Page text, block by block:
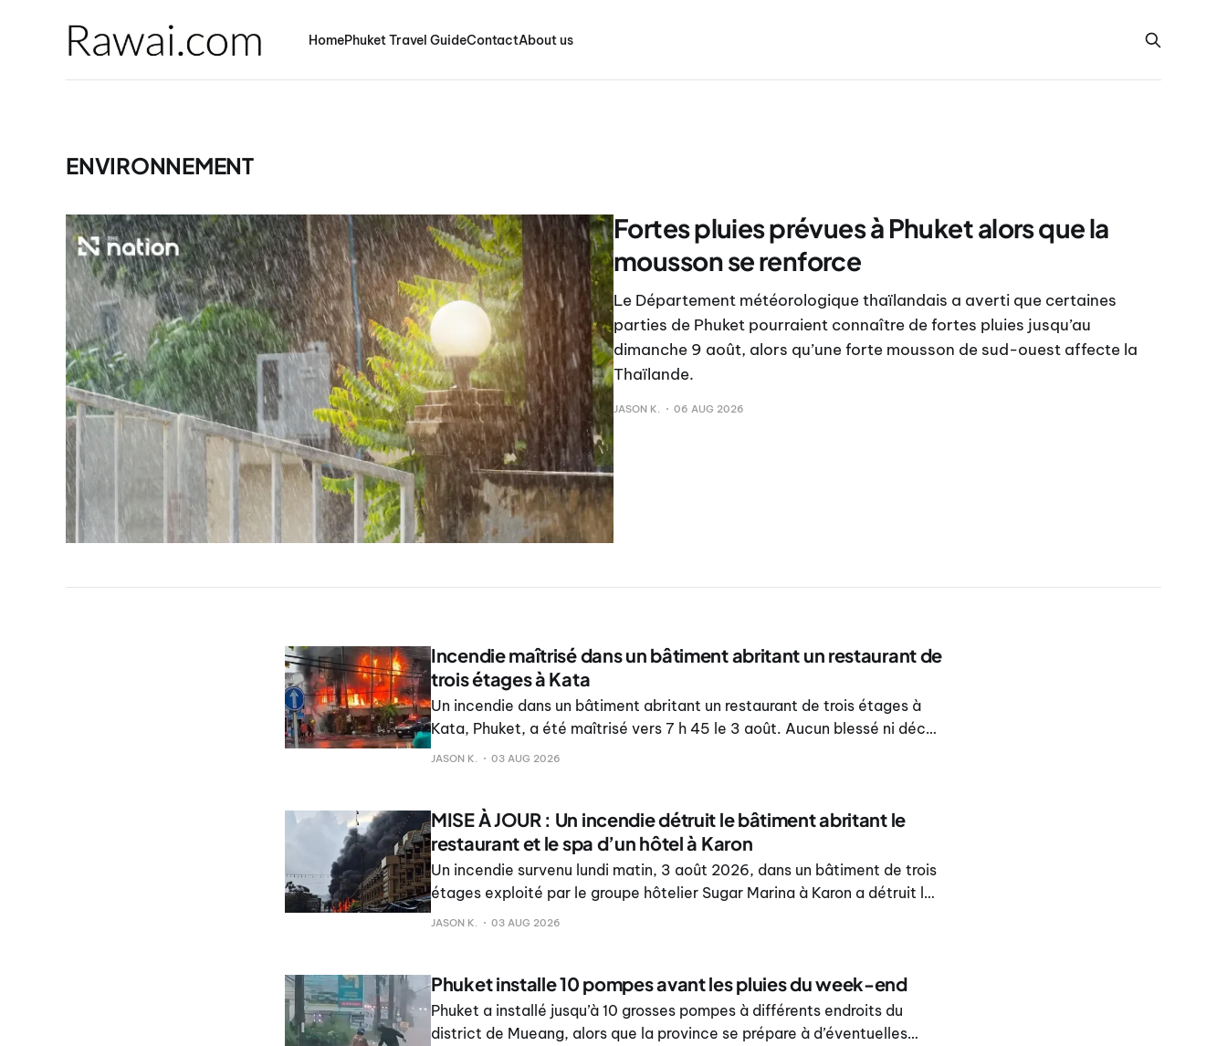
HomePhuket Travel GuideContactAbout us
ENVIRONNEMENT
Fortes pluies prévues à Phuket alors que la
mousson se renforce
Le Département météorologique thaïlandais a averti que certaines
parties de Phuket pourraient connaître de fortes pluies jusqu’au
dimanche 9 août, alors qu’une forte mousson de sud-ouest affecte la
Thaïlande.
JASON K. 06 AUG 2026
Incendie maîtrisé dans un bâtiment abritant un restaurant de
trois étages à Kata
Un incendie dans un bâtiment abritant un restaurant de trois étages à
Kata, Phuket, a été maîtrisé vers 7 h 45 le 3 août. Aucun blessé ni décès
n’a été signalé.
JASON K. 03 AUG 2026
MISE À JOUR : Un incendie détruit le bâtiment abritant le
restaurant et le spa d’un hôtel à Karon
Un incendie survenu lundi matin, 3 août 2026, dans un bâtiment de trois
étages exploité par le groupe hôtelier Sugar Marina à Karon a détruit le
bâtiment, a rapporté The Bangkok Post. The Phuket News a indiqué
JASON K. 03 AUG 2026
Phuket installe 10 pompes avant les pluies du week-end
Phuket a installé jusqu’à 10 grosses pompes à différents endroits du
district de Mueang, alors que la province se prépare à d’éventuelles